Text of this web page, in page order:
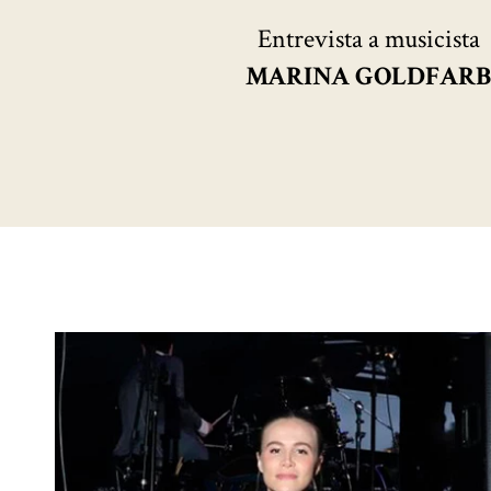
Entrevista a musicista
MARINA GOLDFARB